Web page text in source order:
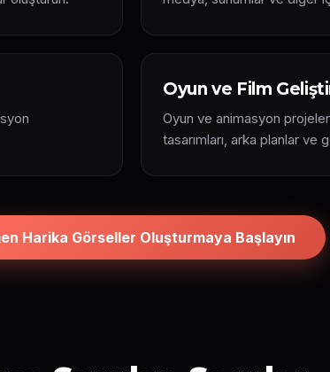
Oyun ve Film
Oyun ve animasyon
tasarımları, arka planlar ve
Harika Görseller Oluşturmaya Başlayın